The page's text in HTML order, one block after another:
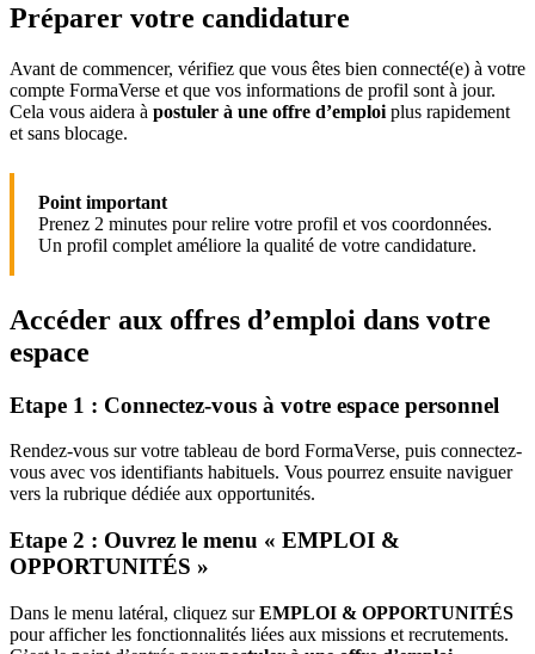
Préparer votre candidature
Avant de commencer, vérifiez que vous êtes bien connecté(e) à votre
compte FormaVerse et que vos informations de profil sont à jour.
Cela vous aidera à postuler à une offre d’emploi plus rapidement
et sans blocage.
Point important
Prenez 2 minutes pour relire votre profil et vos coordonnées.
Un profil complet améliore la qualité de votre candidature.
Accéder aux offres d’emploi dans votre
espace
Etape 1 : Connectez-vous à votre espace personnel
Rendez-vous sur votre tableau de bord FormaVerse, puis connectez-
vous avec vos identifiants habituels. Vous pourrez ensuite naviguer
vers la rubrique dédiée aux opportunités.
Etape 2 : Ouvrez le menu « EMPLOI &
OPPORTUNITÉS »
Dans le menu latéral, cliquez surEMPLOI & OPPORTUNITÉS
pour afficher les fonctionnalités liées aux missions et recrutements.